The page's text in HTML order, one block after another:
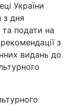
України
з дня
та подати на
з
видань до